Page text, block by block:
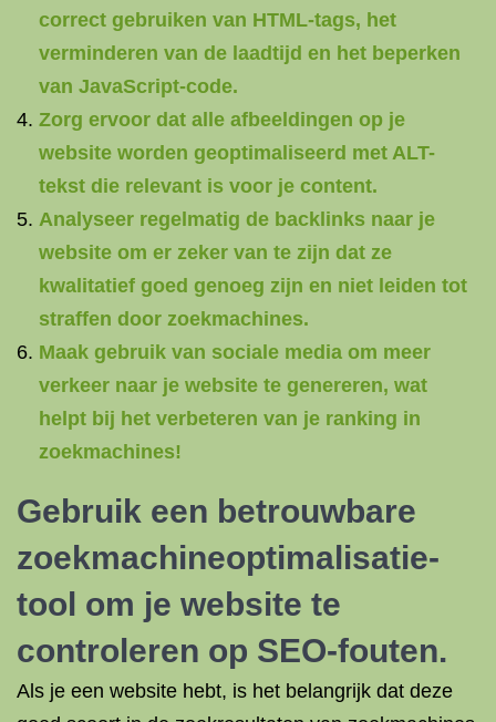
correct gebruiken van HTML-tags, het
verminderen van de laadtijd en het beperken
van JavaScript-code.
Zorg ervoor dat alle afbeeldingen op je
website worden geoptimaliseerd met ALT-
tekst die relevant is voor je content.
Analyseer regelmatig de backlinks naar je
website om er zeker van te zijn dat ze
kwalitatief goed genoeg zijn en niet leiden tot
straffen door zoekmachines.
Maak gebruik van sociale media om meer
verkeer naar je website te genereren, wat
helpt bij het verbeteren van je ranking in
zoekmachines!
Gebruik een betrouwbare
zoekmachineoptimalisatie-
tool om je website te
controleren op SEO-fouten.
Als je een website hebt, is het belangrijk dat deze